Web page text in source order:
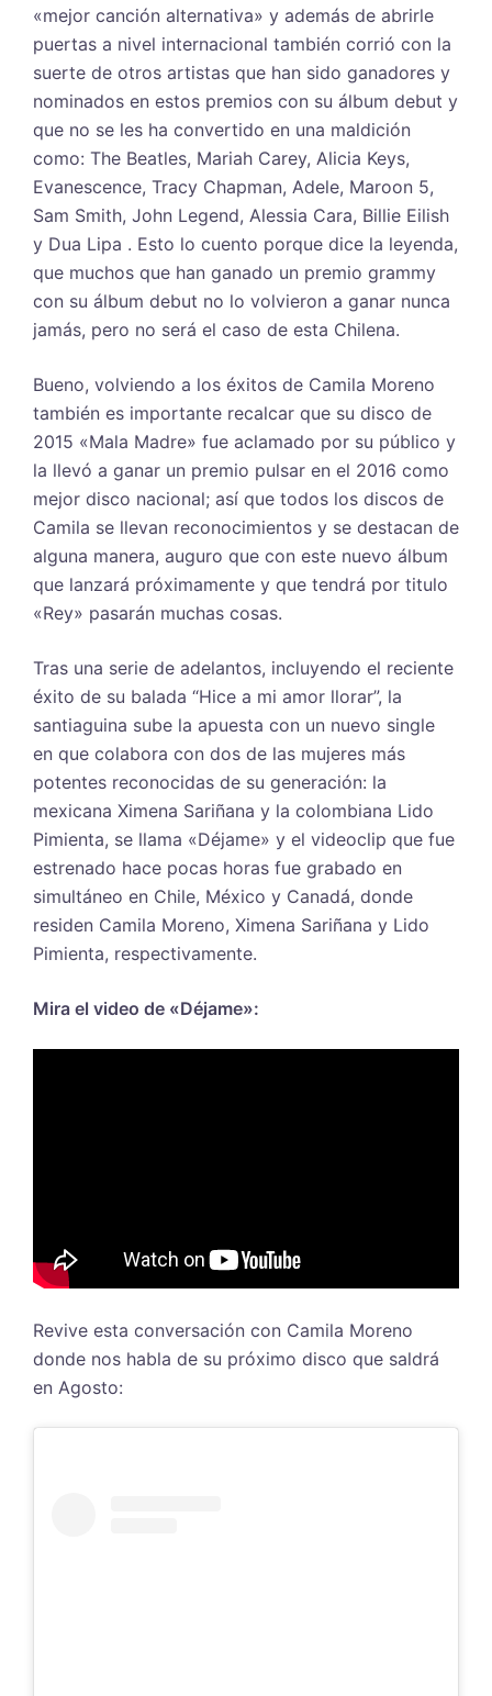
«mejor canción alternativa» y además de abrirle
puertas a nivel internacional también corrió con la
suerte de otros artistas que han sido ganadores y
nominados en estos premios con su álbum debut y
que no se les ha convertido en una maldición
como: The Beatles, Mariah Carey, Alicia Keys,
Evanescence, Tracy Chapman, Adele, Maroon 5,
Sam Smith, John Legend, Alessia Cara, Billie Eilish
y Dua Lipa . Esto lo cuento porque dice la leyenda,
que muchos que han ganado un premio grammy
con su álbum debut no lo volvieron a ganar nunca
jamás, pero no será el caso de esta Chilena.
Bueno, volviendo a los éxitos de Camila Moreno
también es importante recalcar que su disco de
2015 «Mala Madre» fue aclamado por su público y
la llevó a ganar un premio pulsar en el 2016 como
mejor disco nacional; así que todos los discos de
Camila se llevan reconocimientos y se destacan de
alguna manera, auguro que con este nuevo álbum
que lanzará próximamente y que tendrá por titulo
«Rey» pasarán muchas cosas.
Tras una serie de adelantos, incluyendo el reciente
éxito de su balada “Hice a mi amor llorar”, la
santiaguina sube la apuesta con un nuevo single
en que colabora con dos de las mujeres más
potentes reconocidas de su generación: la
mexicana Ximena Sariñana y la colombiana Lido
Pimienta, se llama «Déjame» y el videoclip que fue
estrenado hace pocas horas fue grabado en
simultáneo en Chile, México y Canadá, donde
residen Camila Moreno, Ximena Sariñana y Lido
Pimienta, respectivamente.
Mira el video de «Déjame»:
Revive esta conversación con Camila Moreno
donde nos habla de su próximo disco que saldrá
en Agosto: